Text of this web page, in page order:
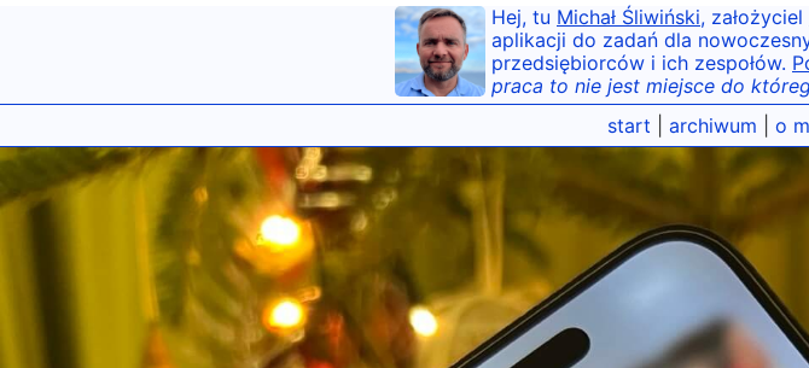
Hej, tu Michał Śliwiński, założyciel
aplikacji do zadań dla
przedsiębiorców i ich zespołów.
praca to nie jest miejsce do
start
archiwum o